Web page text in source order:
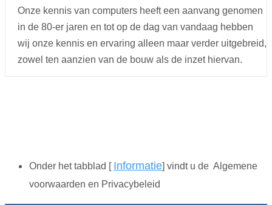
Onze kennis van computers heeft een aanvang genomen
in de 80-er jaren en tot op de dag van vandaag hebben
wij onze kennis en ervaring alleen maar verder uitgebreid,
zowel ten aanzien van de bouw als de inzet hiervan.
Onder het tabblad [ Informatie] vindt u de Algemene
voorwaarden en Privacybeleid